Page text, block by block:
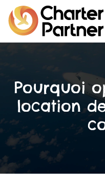
Pourquoi
location